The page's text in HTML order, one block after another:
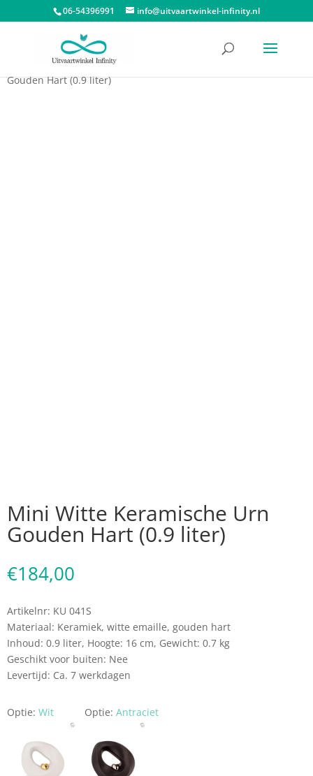
06-54396991 info@uitvaartwinkel-infinity.nl
Dieren urnen/Urn huisdier
Gouden Hart (0.9 liter)
Mini Witte Keramische Urn
Gouden Hart (0.9 liter)
€184,00
Artikelnr: KU 041S
Materiaal: Keramiek, witte emaille, gouden hart
Inhoud: 0.9 liter, Hoogte: 16 cm, Gewicht: 0.7 kg
Geschikt voor buiten: Nee
Levertijd: Ca. 7 werkdagen
Optie: Wit Optie: Antraciet